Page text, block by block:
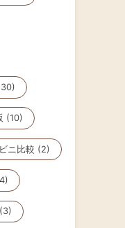
(10)
ニ比較 (2)